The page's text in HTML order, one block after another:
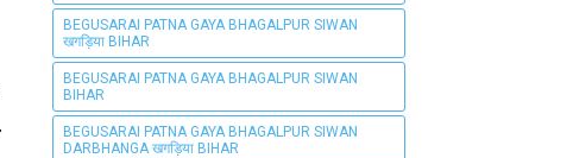
BEGUSARAI PATNA GAYA BHAGALPUR SIWAN
खगड़िया BIHAR
BEGUSARAI PATNA GAYA BHAGALPUR SIWAN
BIHAR
BEGUSARAI PATNA GAYA BHAGALPUR SIWAN
DARBHANGA खगड़िया BIHAR